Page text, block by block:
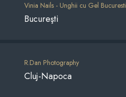
Vinia Nails - Unghii cu Gel Bucuresti
Bucureşti
R.Dan Photography
Cluj-Napoca